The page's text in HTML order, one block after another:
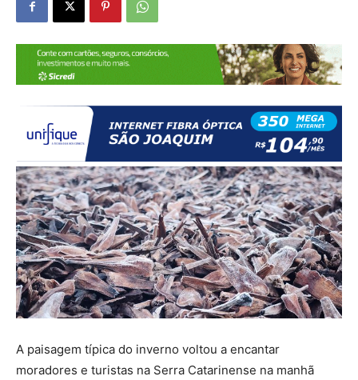
A paisagem típica do inverno voltou a encantar
moradores e turistas na Serra Catarinense na manhã